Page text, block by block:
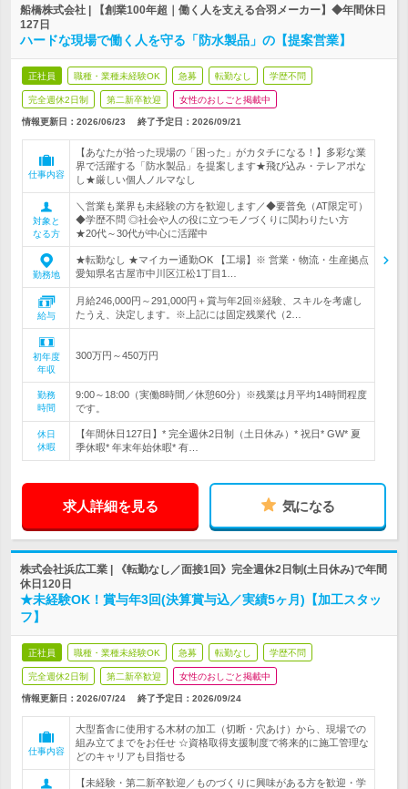
船橋株式会社 | 【創業100年超｜働く人を支える合羽メーカー】◆年間休日
127日
ハードな現場で働く人を守る「防水製品」の【提案営業】
正社員 職種・業種未経験OK 急募 転勤なし 学歴不問
完全週休2日制 第二新卒歓迎 女性のおしごと掲載中
情報更新日：2026/06/23 終了予定日： 2026/09/21
仕事内容
【あなたが拾った現場の「困った」がカタチになる！】多彩な業
界で活躍する「防水製品」を提案します★飛び込み・テレアポな
し★厳しい個人ノルマなし
対象と
なる方
＼営業も業界も未経験の方を歓迎します／◆要普免（AT限定可）
◆学歴不問 ◎社会や人の役に立つモノづくりに関わりたい方
★20代～30代が中心に活躍中
勤務地
★転勤なし ★マイカー通勤OK 【工場】※ 営業・物流・生産拠点
愛知県名古屋市中川区江松1丁目1…
給与
月給246,000円～291,000円＋賞与年2回※経験、スキルを考慮し
たうえ、決定します。※上記には固定残業代（2…
初年度
年収
300万円～450万円
勤務
時間
9:00～18:00（実働8時間／休憩60分）※残業は月平均14時間程度
です。
休日
休暇
【年間休日127日】* 完全週休2日制（土日休み）* 祝日* GW* 夏
季休暇* 年末年始休暇* 有…
求人詳細を見る 気になる
株式会社浜広工業 | 《転勤なし／面接1回》完全週休2日制(土日休み)で年間
休日120日
★未経験OK！賞与年3回(決算賞与込／実績5ヶ月)【加工スタッ
フ】
正社員 職種・業種未経験OK 急募 転勤なし 学歴不問
完全週休2日制 第二新卒歓迎 女性のおしごと掲載中
情報更新日：2026/07/24 終了予定日： 2026/09/24
仕事内容
大型畜舎に使用する木材の加工（切断・穴あけ）から、現場での
組み立てまでをお任せ ☆資格取得支援制度で将来的に施工管理な
どのキャリアも目指せる
【未経験・第二新卒歓迎／ものづくりに興味がある方を歓迎・学